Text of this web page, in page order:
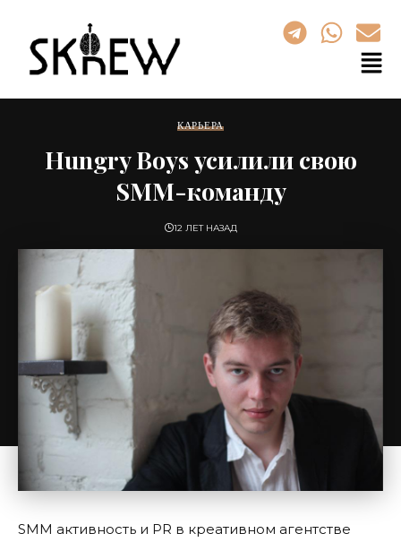
КАРЬЕРА
Hungry Boys усилили свою
SMM-команду
12 ЛЕТ НАЗАД
SMM активность и PR в креативном агентстве